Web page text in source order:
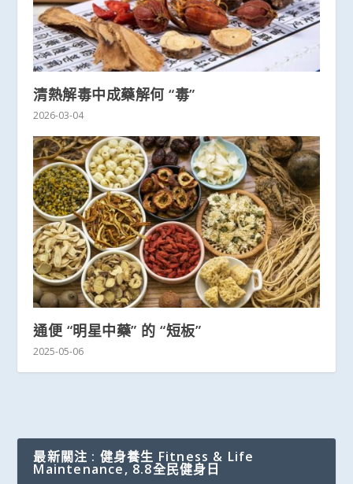
清熱解毒中成藥解何 “毒”
2026-03-04
通便 “明星中藥” 的 “短板”
2025-05-06
最新關注 : 健身養生 Fitness & Life
Maintenance, 8.8全民健身日